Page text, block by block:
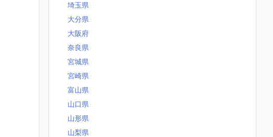
埼玉県
大分県
大阪府
奈良県
宮城県
宮崎県
富山県
山口県
山形県
山梨県